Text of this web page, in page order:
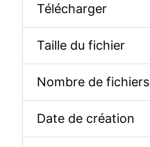
Télécharger
Taille du fichier
Nombre de fichiers
Date de création